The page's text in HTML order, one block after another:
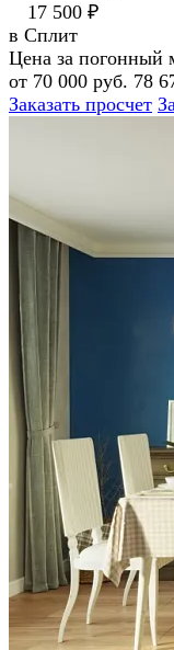
17 500 ₽
в Сплит
Цена за погонный
от 70 000 руб. 78
Заказать просчет